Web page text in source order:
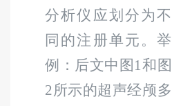
分析仪应划分为不
同的注册单元。举
例： 后文中 图 1和图
2所示的超声经颅多